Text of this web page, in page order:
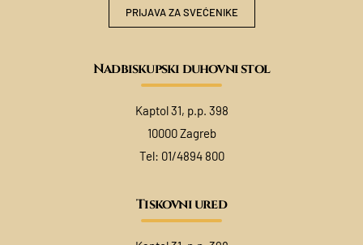
PRIJAVA ZA SVEĆENIKE
Nadbiskupski duhovni stol
Kaptol 31, p.p. 398
10000 Zagreb
Tel: 01/4894 800
Tiskovni ured